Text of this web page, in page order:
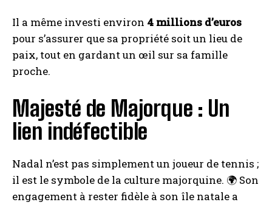
Il a même investi environ 4 millions d’euros
pour s’assurer que sa propriété soit un lieu de
paix, tout en gardant un œil sur sa famille
proche.
Majesté de Majorque : Un
lien indéfectible
Nadal n’est pas simplement un joueur de tennis ;
il est le symbole de la culture majorquine. 🌍 Son
engagement à rester fidèle à son île natale a